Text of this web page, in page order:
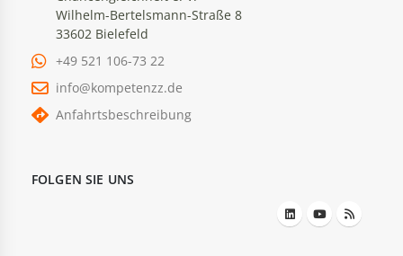
Wilhelm-Bertelsmann-Straße 8
33602 Bielefeld
+49 521 106-73 22
info@kompetenzz.de
Anfahrtsbeschreibung
FOLGEN SIE UNS